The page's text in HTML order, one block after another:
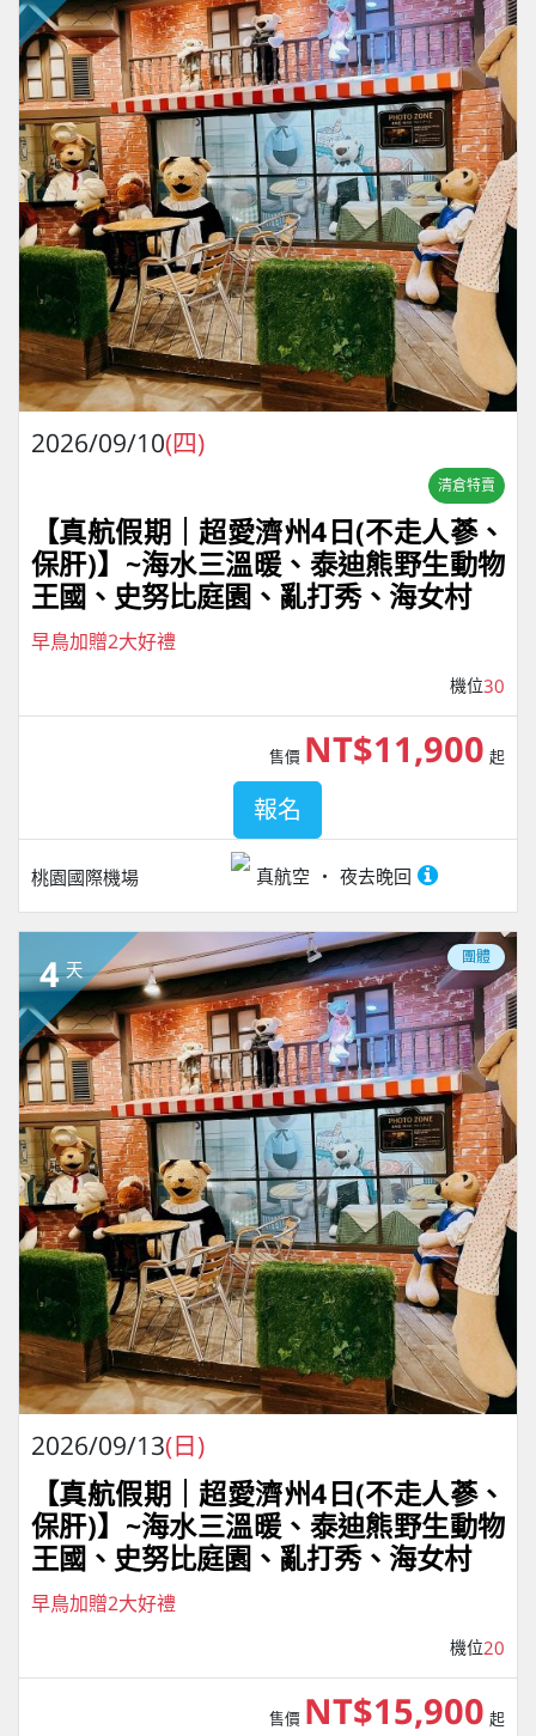
2026/09/10(四)
清倉特賣
【真航假期｜超愛濟州4⽇(不走人蔘、
保肝)】~海水三溫暖、泰迪熊野⽣動物
王國、史努比庭園、亂打秀、海女村
早鳥加贈2大好禮
機位30
桃園國際機場 真航空 夜去晚回
售價 NT$11,900 起
報名
4 天
團體
2026/09/13(日)
【真航假期｜超愛濟州4⽇(不走人蔘、
保肝)】~海水三溫暖、泰迪熊野⽣動物
王國、史努比庭園、亂打秀、海女村
早鳥加贈2大好禮
機位20
售價 NT$15,900 起